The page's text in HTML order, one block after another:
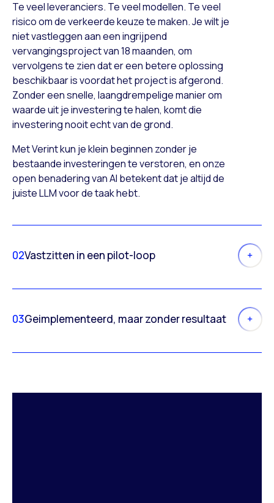
Te veel leveranciers. Te veel modellen. Te veel
risico om de verkeerde keuze te maken. Je wilt je
niet vastleggen aan een ingrijpend
vervangingsproject van 18 maanden, om
vervolgens te zien dat er een betere oplossing
beschikbaar is voordat het project is afgerond.
Zonder een snelle, laangdrempelige manier om
waarde uit je investering te halen, komt die
investering nooit echt van de grond.
Met Verint kun je klein beginnen zonder je
bestaande investeringen te verstoren, en onze
open benadering van AI betekent dat je altijd de
juiste LLM voor de taak hebt.
02Vastzitten in een pilot-loop
03Geimplementeerd, maar zonder resultaat